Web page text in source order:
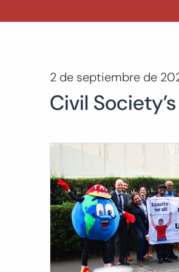
2 de septiembre de
Civil